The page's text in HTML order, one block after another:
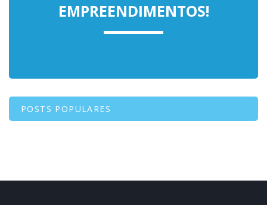
EMPREENDIMENTOS!
POSTS POPULARES